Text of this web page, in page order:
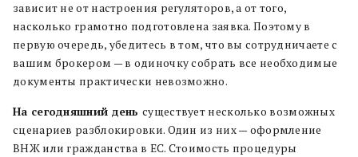
зависит не от настроения регуляторов, а от того,
насколько грамотно подготовлена заявка. Поэтому в
первую очередь, убедитесь в том, что вы сотрудничаете с
вашим брокером — в одиночку собрать все необходимые
документы практически невозможно.
На сегодняшний деньсуществует несколько возможных
сценариев разблокировки. Один из них — оформление
ВНЖ или гражданства в ЕС. Стоимость процедуры